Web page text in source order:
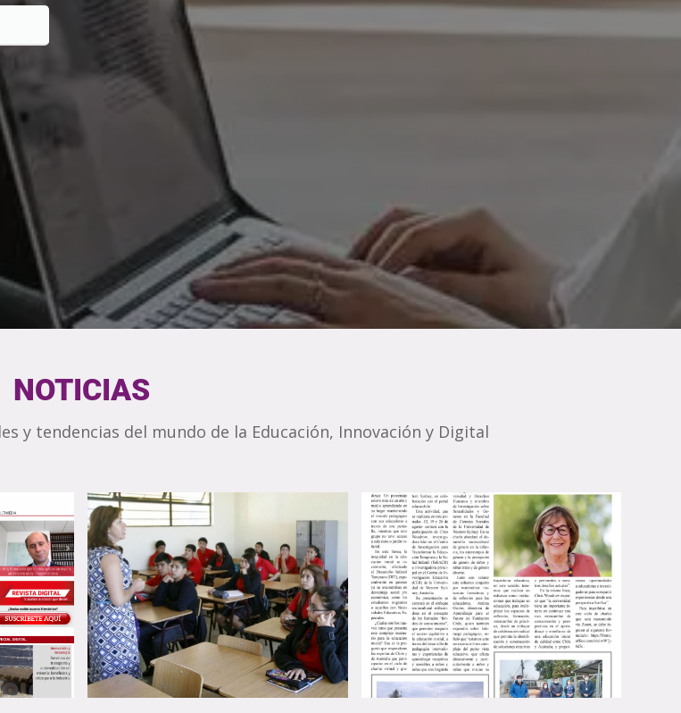
NOTICIAS
y tendencias del mundo de la Educación, Innovación y Digital
de
Bono Logro Escolar:
cómo consultar si soy
beneficiario con RUT y
fecha de nacimiento
13 de agosto de 2021
Expertas abordarán los
desafíos de una
Educación Inicial en
equidad incorporando la
diversidad del Chile
actual
13 de agosto de 2021